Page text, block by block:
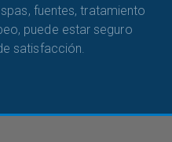
fuentes, tratamiento
puede estar seguro
satisfacción.